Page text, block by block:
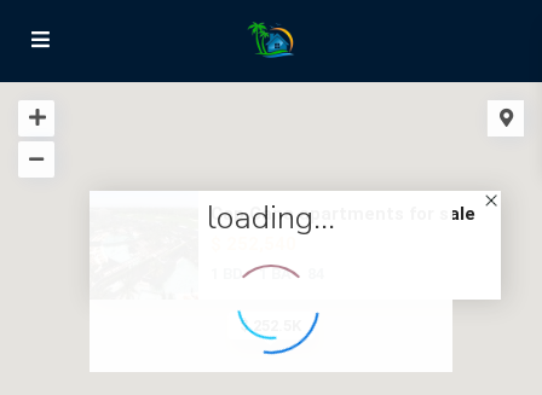
$ 252.5K
Cap Cana apartments for sale
1 BD 1 BA
loading...